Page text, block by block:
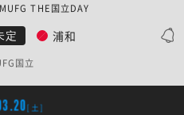
定 浦和
THE国立DAY
国立
[土]